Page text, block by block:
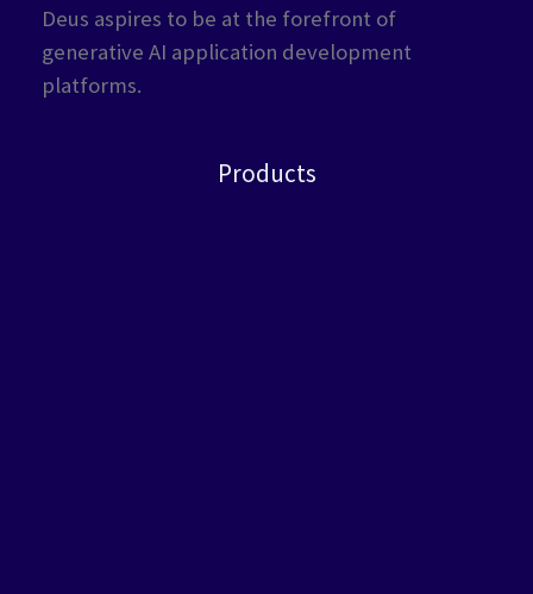
Deus aspires to be at the forefront of
generative AI application development
platforms.
Products